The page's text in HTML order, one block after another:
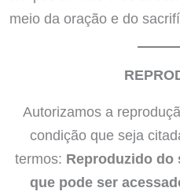
meio da oração e do
Autorizamos a
condição que seja
termos: Reproduzido do
que pode ser